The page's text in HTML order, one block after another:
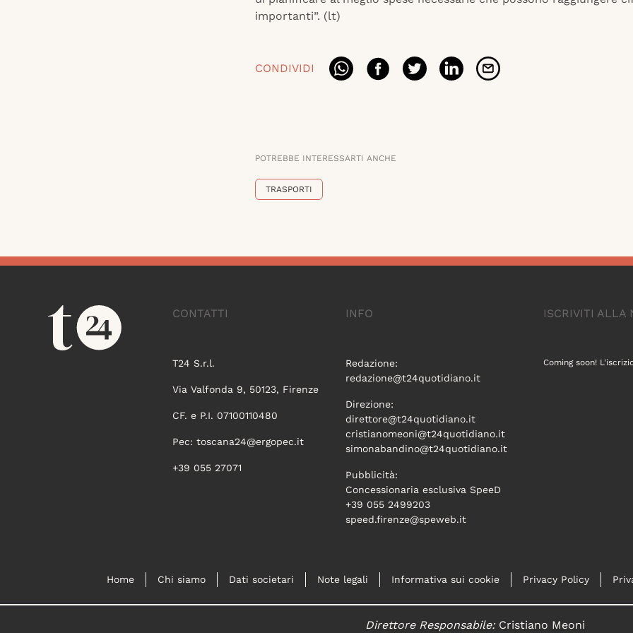
importanti”. (lt)
CONDIVIDI
POTREBBE INTERESSARTI ANCHE
TRASPORTI
CONTATTI
T24 S.r.l.
Via Valfonda 9, 50123, Firenze
CF. e P.I. 07100110480
Pec: toscana24@ergopec.it
+39 055 27071
INFO
Redazione:
redazione@t24quotidiano.it
Direzione:
direttore@t24quotidiano.it
cristianomeoni@t24quotidiano.it
simonabandino@t24quotidiano.it
Pubblicità:
Concessionaria esclusiva SpeeD
+39 055 2499203
speed.firenze@speweb.it
ISCRIVITI ALLA
Coming soon!
Home Chi siamo Dati societari Note legali Informativa sui cookie Privacy Policy
Direttore Responsabile:Cristiano Meoni